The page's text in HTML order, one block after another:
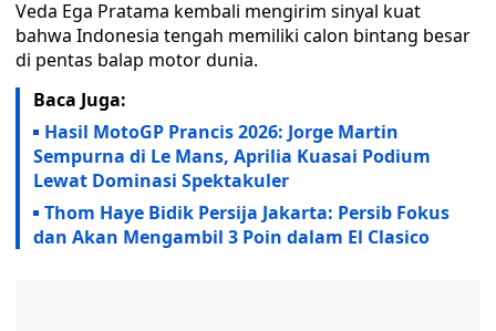
Veda Ega Pratama kembali mengirim sinyal kuat
bahwa Indonesia tengah memiliki calon bintang besar
di pentas balap motor dunia.
Baca Juga:
Hasil MotoGP Prancis 2026: Jorge Martin
Sempurna di Le Mans, Aprilia Kuasai Podium
Lewat Dominasi Spektakuler
Thom Haye Bidik Persija Jakarta: Persib Fokus
dan Akan Mengambil 3 Poin dalam El Clasico